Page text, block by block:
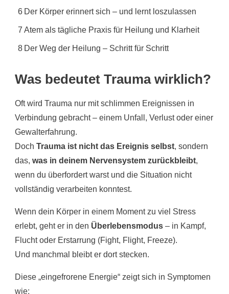
6 Der Körper erinnert sich – und lernt loszulassen
7 Atem als tägliche Praxis für Heilung und Klarheit
8 Der Weg der Heilung – Schritt für Schritt
Was bedeutet Trauma wirklich?
Oft wird Trauma nur mit schlimmen Ereignissen in
Verbindung gebracht – einem Unfall, Verlust oder einer
Gewalterfahrung.
Doch Trauma ist nicht das Ereignis selbst, sondern
das, was in deinem Nervensystem zurückbleibt,
wenn du überfordert warst und die Situation nicht
vollständig verarbeiten konntest.
Wenn dein Körper in einem Moment zu viel Stress
erlebt, geht er in den Überlebensmodus – in Kampf,
Flucht oder Erstarrung (Fight, Flight, Freeze).
Und manchmal bleibt er dort stecken.
Diese „eingefrorene Energie“ zeigt sich in Symptomen
wie: